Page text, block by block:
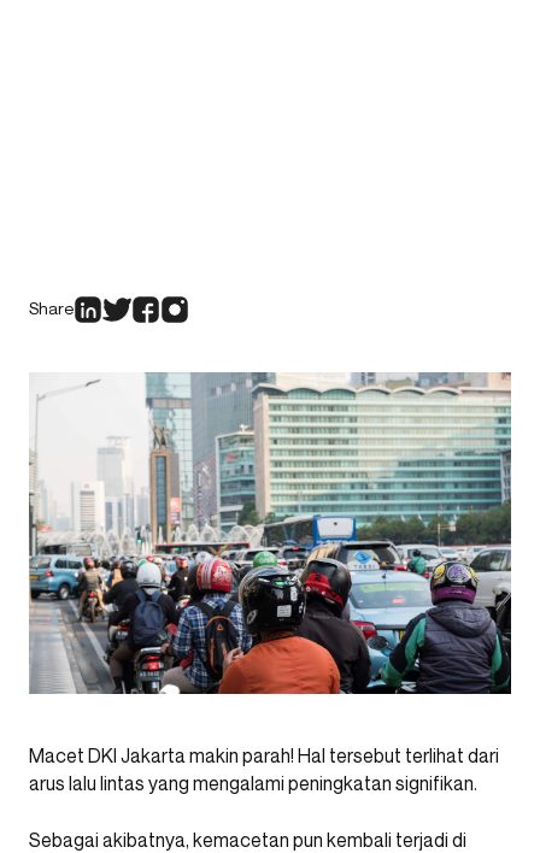
Share
Macet DKI Jakarta makin parah! Hal tersebut terlihat dari
arus lalu lintas yang mengalami peningkatan signifikan.
Sebagai akibatnya, kemacetan pun kembali terjadi di